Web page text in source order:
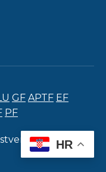
GF APTF EF
PF
studija.
HR